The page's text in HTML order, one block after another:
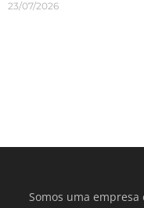
23/07/2026
Somos uma